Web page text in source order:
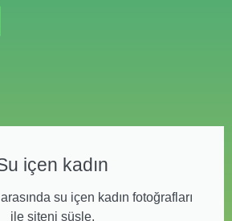
içen kadın
su içen kadın fotoğrafları
ile siteni süsle.